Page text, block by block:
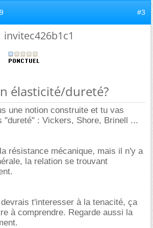
#3
invitec426b1c1
élasticité/dureté?
une notion construite et tu vas
"dureté" : Vickers, Shore, Brinell ...
résistance mécanique, mais il n'y a
la relation se trouvant
t'interesser à la tenacité, ça
à comprendre. Regarde aussi la